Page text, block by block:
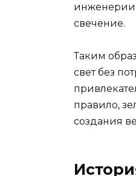
инженерии,
свечение.
Таким
свет без
правило,
создания